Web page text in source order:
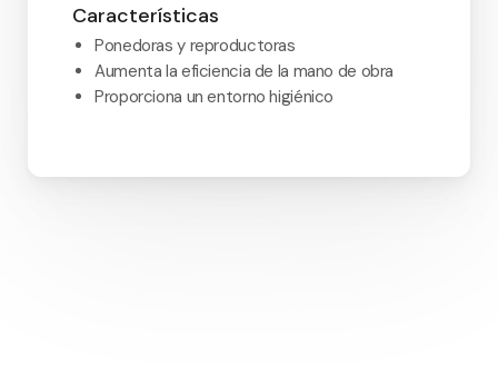
Características
Ponedoras y reproductoras
Aumenta la eficiencia de la mano de obra
Proporciona un entorno higiénico